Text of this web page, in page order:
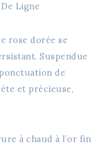
De Ligne
rose dorée se
Suspendue
de
et précieuse,
à chaud à l’or fin